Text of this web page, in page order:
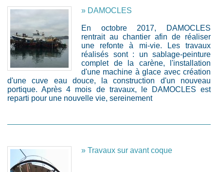
» DAMOCLES
En octobre 2017, DAMOCLES
rentrait au chantier afin de réaliser
une refonte à mi-vie. Les travaux
réalisés sont : un sablage-peinture
complet de la carène, l'installation
d'une machine à glace avec création
d'une cuve eau douce, la construction d'un nouveau
portique. Après 4 mois de travaux, le DAMOCLES est
reparti pour une nouvelle vie, sereinement
» Travaux sur avant coque